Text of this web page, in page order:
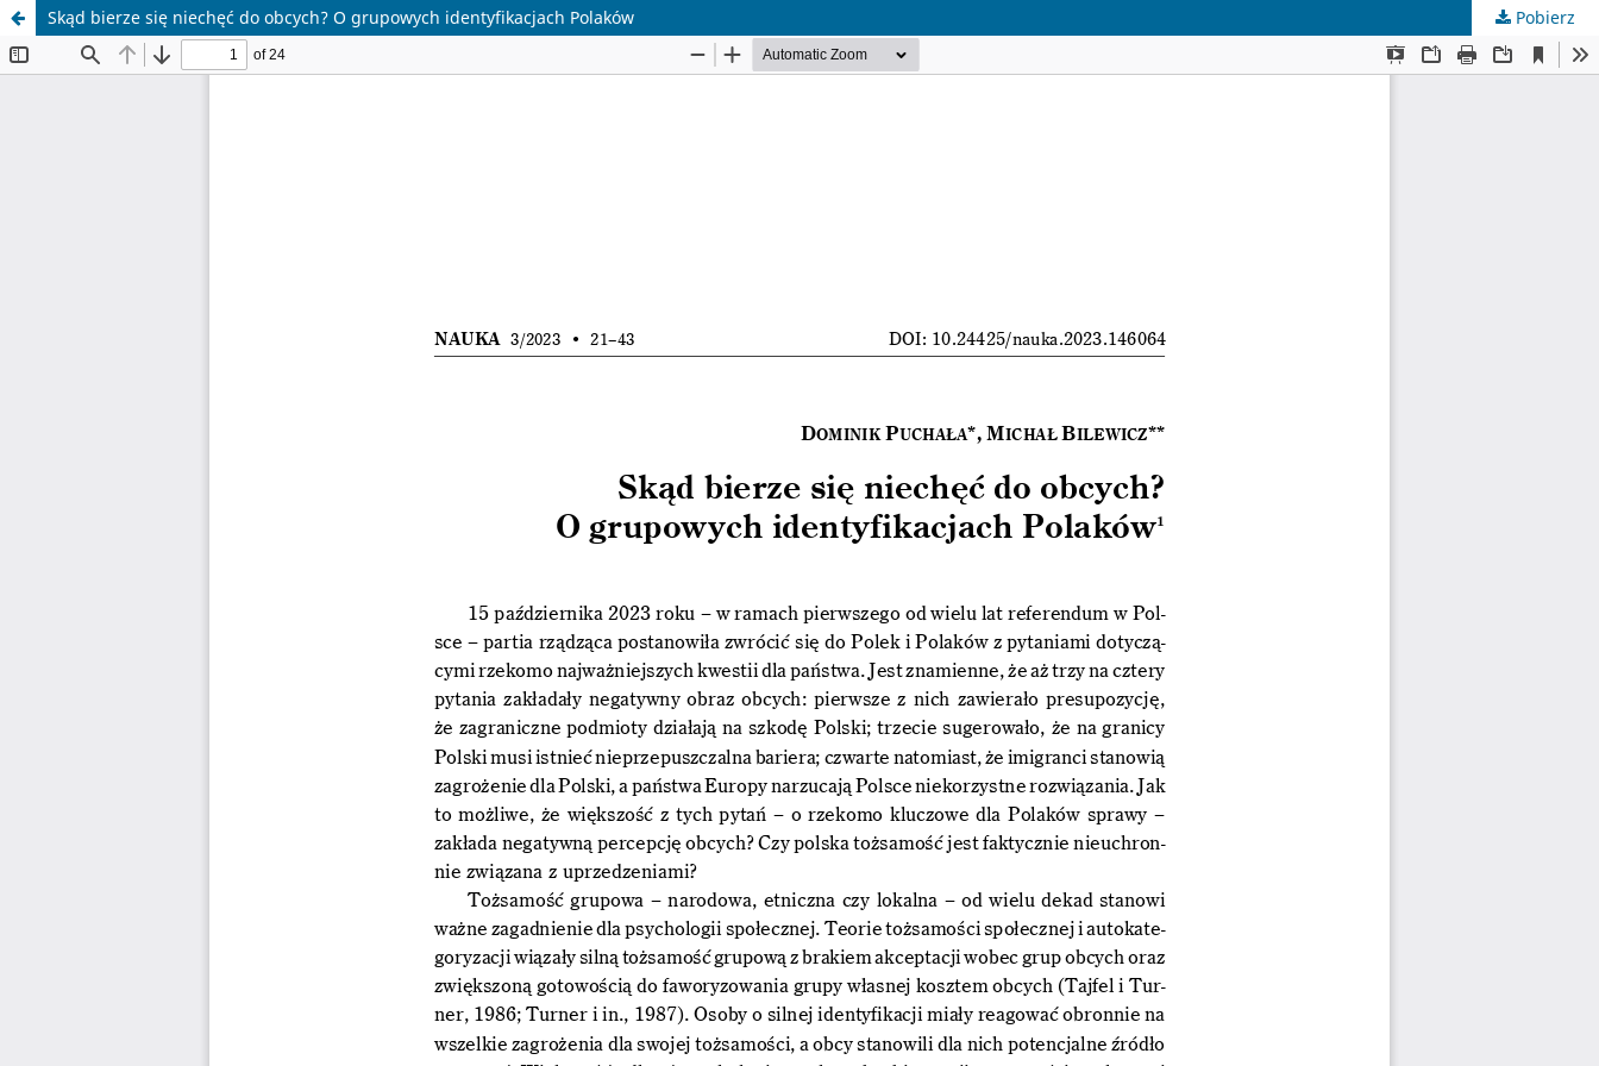
Skąd bierze się niechęć do obcych? O grupowych identyfikacjach Polaków Pobierz